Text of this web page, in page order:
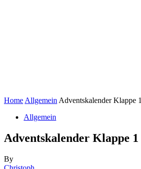
Home Allgemein Adventskalender Klappe 1
Allgemein
Adventskalender Klappe 1
By